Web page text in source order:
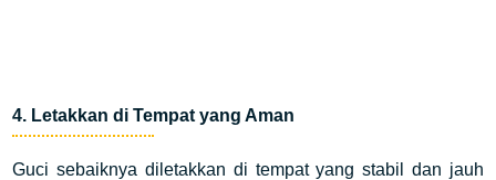
4. Letakkan di Tempat yang Aman
Guci sebaiknya diletakkan di tempat yang stabil dan jauh